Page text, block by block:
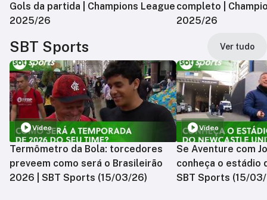
Gols da partida | Champions League
2025/26
completo |
2025/26
SBT Sports Ver tudo
Vídeo
Termômetro da Bola: torcedores
preveem como será o Brasileirão
2026 | SBT Sports (15/03/26)
Vídeo
Se Aventure com
conheça o estádio
SBT Sports (15/